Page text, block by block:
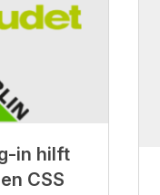
in hilft
CSS